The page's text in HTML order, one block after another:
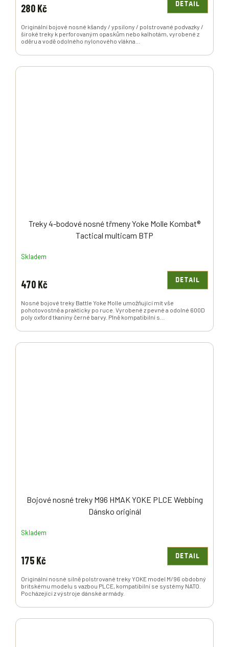
280 Kč DETAIL
Originální bojové nosné kšandy / ypsilony / polstrované podvazky /
široké treky k perforovaným opaskům nebo kalhotám, vyrobené z
oděru a vodě odolného nylonového vlákna...
Treky 4-bodové nosné třmeny Yoke Molle Kombat®
Tactical multicam BTP
Skladem
470 Kč DETAIL
Nosné bojové treky Battle Yoke Molle umožňující mít vše
pohotovostně a prakticky po ruce. Vyrobené z pevné a odolné 600D
poly oxford tkaniny černé barvy. Plně kompatibilní s...
Bojové nosné treky M96 HMAK YOKE PLCE Webbing
Dánsko originál
Skladem
175 Kč DETAIL
Originální nosné silně polstrované treky YOKE model M/96 obdobný
britskému modelu s vazbou PLCE, kompatibilní se systémy NATO.
Pocházející z výstroje dánské armády.